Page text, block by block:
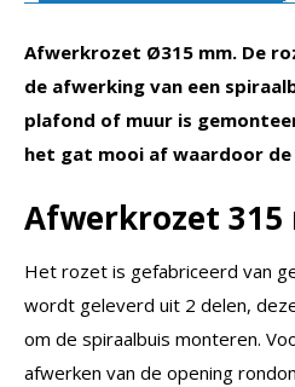
Afwerkrozet Ø315 mm. De
de afwerking van een
plafond of muur is
het gat mooi af waardoor
Afwerkrozet 315
Het rozet is gefabriceerd van
wordt geleverd uit 2 delen,
om de spiraalbuis monteren.
afwerken van de opening